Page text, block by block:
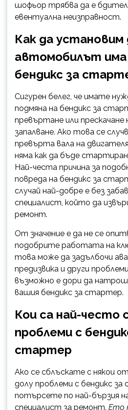
шофьор трябва да е
евентуална неизправност.
Как да установим
автомобилът има
бендикс за
Сигурен белег, че имате
подмяна на бендикс за
превъртане или прескачане
запалване. Ако това се
превърта вала на
няма как да бъде
Най-честа причина за
повреда на бендикс за
случай най-добре е без
специалист, който да
ремонт.
От значение е да не се
подобрите работата на
това може да задълбочи
предизвика и други
възможно е дори да
вашия бендикс за стартер.
Кои са най-често
проблеми с
стартер
Ако се сблъскате с някои
долу проблеми с бендикс
потърсете по най-бързия
специалист за ремонт. Ето